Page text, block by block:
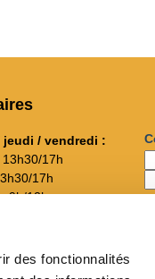
des fonctionnalités
jeudi / vendredi :
17h
17h
9h/12h
sur Facebook
...